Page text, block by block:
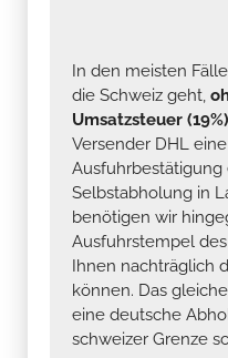
In den meisten
die Schweiz geht,
Umsatzsteuer
Versender DHL
Ausfuhrbestätigung
Selbstabholung in
benötigen wir
Ausfuhrstempel
Ihnen nachträglich
können. Das
eine deutsche
schweizer Grenze